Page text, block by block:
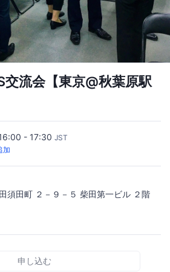
交流会【東京@秋葉原駅
- 17:30 JST
加
須田町 ２－９－５ 柴田第一ビル ２階
申し込む